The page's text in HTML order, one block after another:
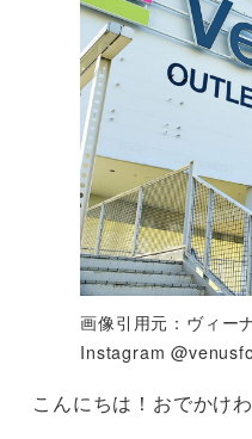
画像引用元：ヴィー
Instagram
こんにちは！おでかけ